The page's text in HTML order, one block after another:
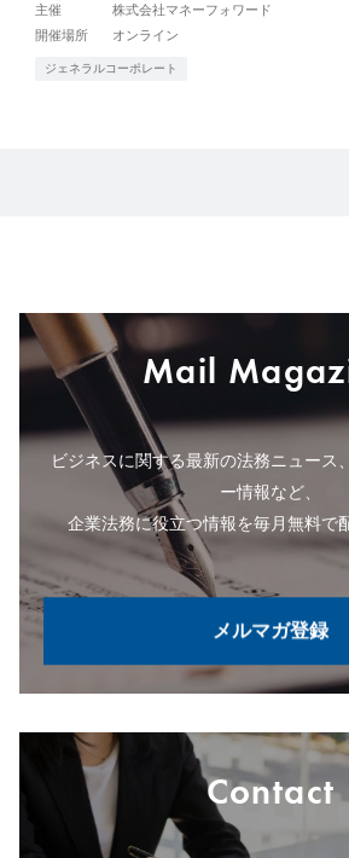
主催
株式会社マネーフォワード
開催場所
オンライン
ジェネラルコーポレート
Mail
ビジネスに関する最新の法務ニュース
ー情報など、
企業法務に役立つ情報を毎月無料で
メルマガ登録
Contact